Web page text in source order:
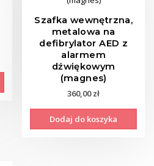
Szafka wewnętrzna,
metalowa na
defibrylator AED z
alarmem
dźwiękowym
(magnes)
360,00zł
Dodaj do koszyka